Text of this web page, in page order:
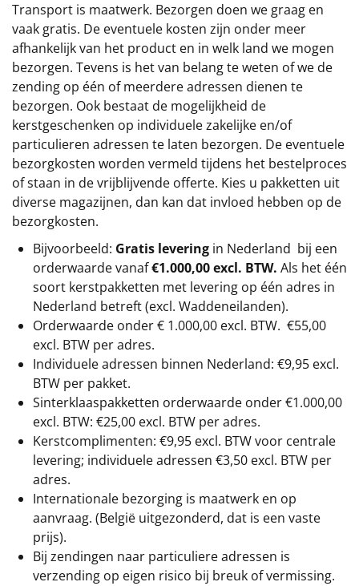
Transport is maatwerk. Bezorgen doen we graag en
vaak gratis. De eventuele kosten zijn onder meer
afhankelijk van het product en in welk land we mogen
bezorgen. Tevens is het van belang te weten of we de
zending op één of meerdere adressen dienen te
bezorgen. Ook bestaat de mogelijkheid de
kerstgeschenken op individuele zakelijke en/of
particulieren adressen te laten bezorgen. De eventuele
bezorgkosten worden vermeld tijdens het bestelproces
of staan in de vrijblijvende offerte. Kies u pakketten uit
diverse magazijnen, dan kan dat invloed hebben op de
bezorgkosten.
Bijvoorbeeld: Gratis levering in Nederland bij een
orderwaarde vanaf€1.000,00 excl. BTW. Als het één
soort kerstpakketten met levering op één adres in
Nederland betreft (excl. Waddeneilanden).
Orderwaarde onder € 1.000,00 excl. BTW. €55,00
excl. BTW per adres.
Individuele adressen binnen Nederland: €9,95 excl.
BTW per pakket.
Sinterklaaspakketten orderwaarde onder €1.000,00
excl. BTW: €25,00 excl. BTW per adres.
Kerstcomplimenten: €9,95 excl. BTW voor centrale
levering; individuele adressen €3,50 excl. BTW per
adres.
Internationale bezorging is maatwerk en op
aanvraag. (België uitgezonderd, dat is een vaste
prijs).
Bij zendingen naar particuliere adressen is
verzending op eigen risico bij breuk of vermissing.